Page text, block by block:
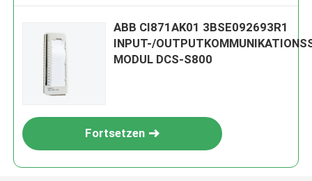
ABB CI871AK01 3BSE092693R1
INPUT-/
MODUL DCS-S800
Fortsetzen